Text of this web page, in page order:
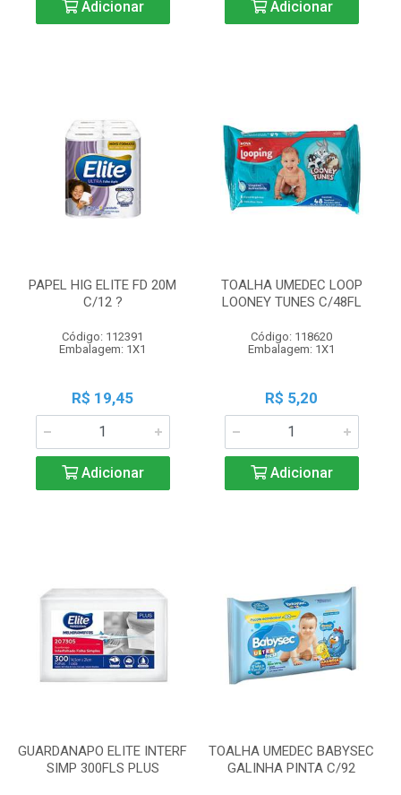
Adicionar Adicionar
PAPEL HIG ELITE FD 20M
C/12 ?
Código: 112391
Embalagem: 1X1
R$ 19,45
Adicionar
TOALHA UMEDEC LOOP
LOONEY TUNES C/48FL
Código: 118620
Embalagem: 1X1
R$ 5,20
Adicionar
GUARDANAPO ELITE INTERF
SIMP 300FLS PLUS
TOALHA UMEDEC BABYSEC
GALINHA PINTA C/92